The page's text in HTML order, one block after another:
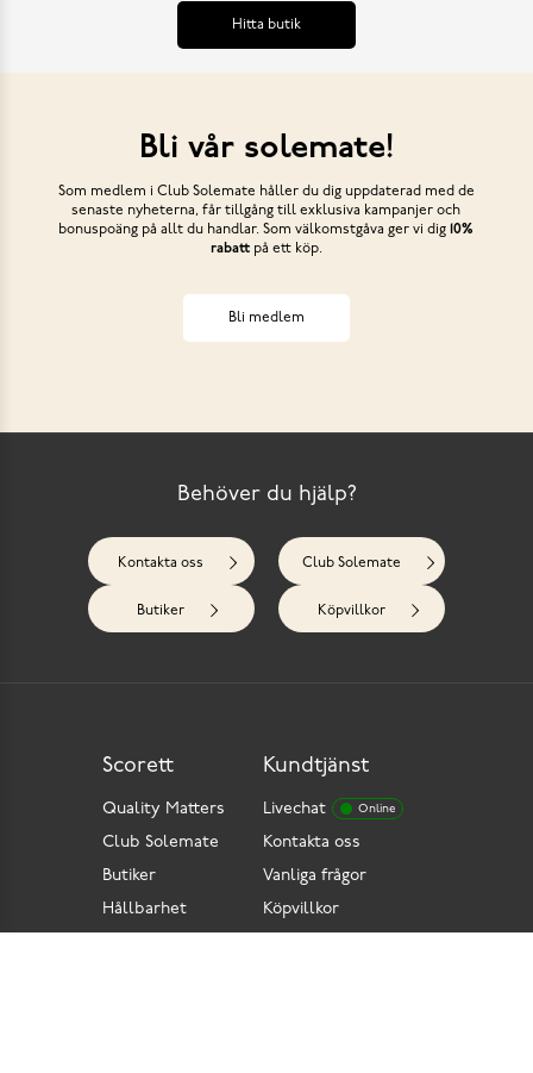
Hitta butik
Bli vår solemate!
Som medlem i Club Solemate håller du dig uppdaterad med de
senaste nyheterna, får tillgång till exklusiva kampanjer och
bonuspoäng på allt du handlar. Som välkomstgåva ger vi dig10%
rabattpå ett köp.
Bli medlem
Behöver du hjälp?
Kontakta oss Club Solemate
Butiker Köpvillkor
Kundtjänst
Livechat Online
Kontakta oss
Vanliga frågor
Köpvillkor
Scorett
Quality Matters
Club Solemate
Butiker
Hållbarhet